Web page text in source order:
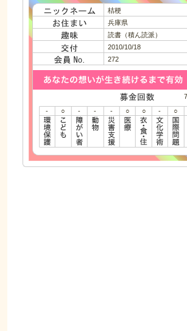
桔梗
兵庫県
読書（積ん読派）
2010/10/18
272
7
-
○ - - - ○ ○ - ○